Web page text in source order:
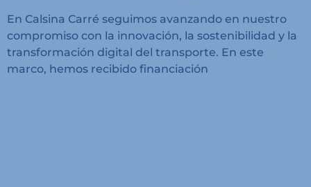
En Calsina Carré seguimos avanzando en nuestro
compromiso con la innovación, la sostenibilidad y la
transformación digital del transporte. En este
marco, hemos recibido financiación